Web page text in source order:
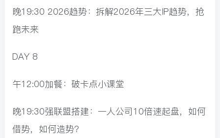
晚19:30 2026趋势：拆解2026年三大IP趋势，抢
跑未来
DAY 8
午12:00加餐：破卡点小课堂
晚19:30强联盟搭建：一人公司10倍速起盘，如何
借势，如何造势？